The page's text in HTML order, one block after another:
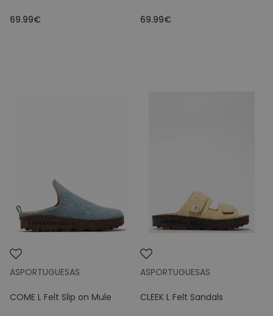
69.99€ 69.99€
ASPORTUGUESAS
COME L Felt Slip on Mule
ASPORTUGUESAS
CLEEK L Felt Sandals